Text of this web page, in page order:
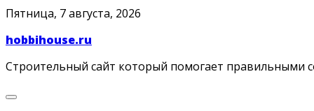
Skip
content
Пятница, 7 августа, 2026
hobbihouse.ru
Строительный сайт который помогает правильными